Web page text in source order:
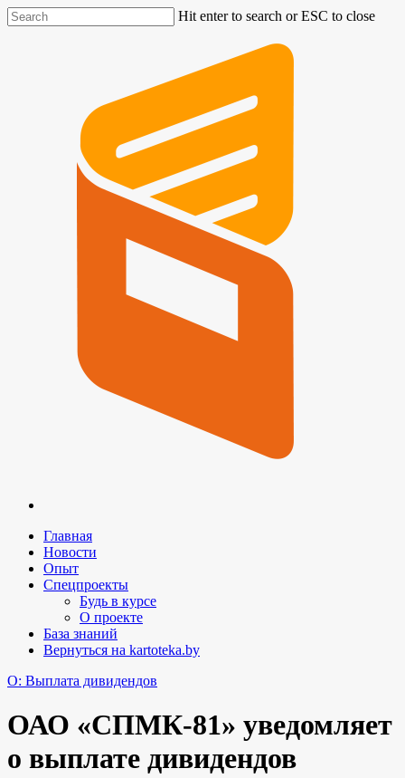
Hit enter to search or ESC to close
Главная
Новости
Опыт
Спецпроекты
Будь в курсе
О проекте
База знаний
Вернуться на kartoteka.by
O: Выплата дивидендов
ОАО «СПМК-81» уведомляет
о выплате дивидендов